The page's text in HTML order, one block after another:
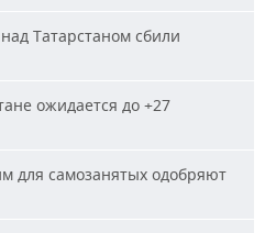
Татарстаном сбили
ожидается до +27
для самозанятых одобряют